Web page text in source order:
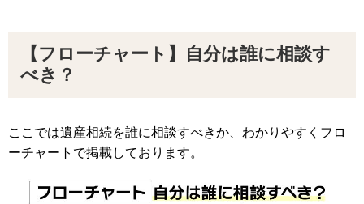
【フローチャート】自分は誰に相談す
べき？
ここでは遺産相続を誰に相談すべきか、わかりやすくフロ
ーチャートで掲載しております。